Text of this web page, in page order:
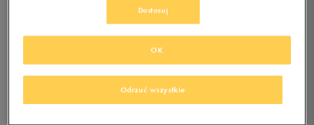
SPIRIDON CAGE 2
(najniższa cena z 30 dni przed obniżką)
474,99złz Vat
Dostosuj
Odrzuć wszystkie
OK